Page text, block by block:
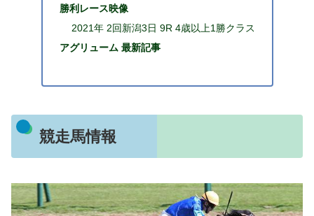
勝利レース映像
2021年 2回新潟3日 9R 4歳以上1勝クラス
アグリューム 最新記事
競走馬情報